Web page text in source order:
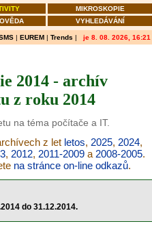
MIKROSKOPIE
VYHLEDÁVÁNÍ
| EUREM | Trends | je 8. 08. 2026, 16:21
2014 - archív
z roku 2014
na téma počítače a IT.
z let letos, 2025, 2024,
, 2012, 2011-2009a 2008-2005.
na stránce on-line odkazů.
do 31.12.2014.